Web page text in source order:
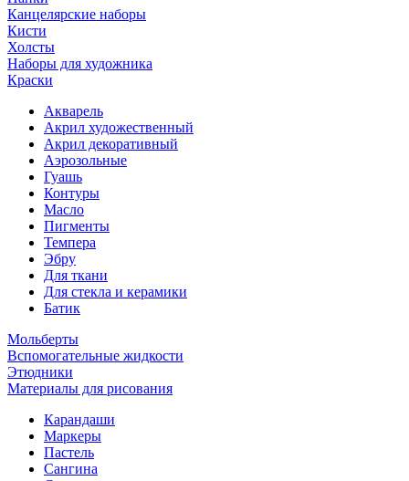
Канцелярские наборы
Кисти
Холсты
Наборы для художника
Краски
Акварель
Акрил художественный
Акрил декоративный
Аэрозольные
Гуашь
Контуры
Масло
Пигменты
Темпера
Эбру
Для ткани
Для стекла и керамики
Батик
Мольберты
Вспомогательные жидкости
Этюдники
Материалы для рисования
Карандаши
Маркеры
Пастель
Сангина